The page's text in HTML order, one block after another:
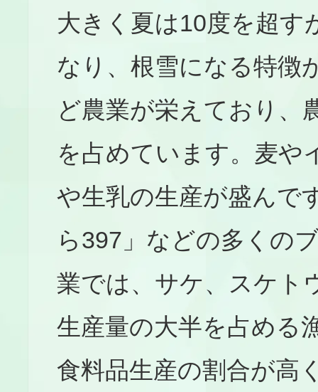
大きく夏は10度を超す
なり、根雪になる特徴
ど農業が栄えており、
を占めています。麦や
や生乳の生産が盛んで
ら397」などの多くの
業では、サケ、スケト
生産量の大半を占める
食料品生産の割合が高